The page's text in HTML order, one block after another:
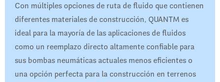
Con múltiples opciones de ruta de fluido que contienen
diferentes materiales de construcción, QUANTM es
ideal para la mayoría de las aplicaciones de fluidos
como un reemplazo directo altamente confiable para
sus bombas neumáticas actuales menos eficientes o
una opción perfecta para la construcción en terrenos